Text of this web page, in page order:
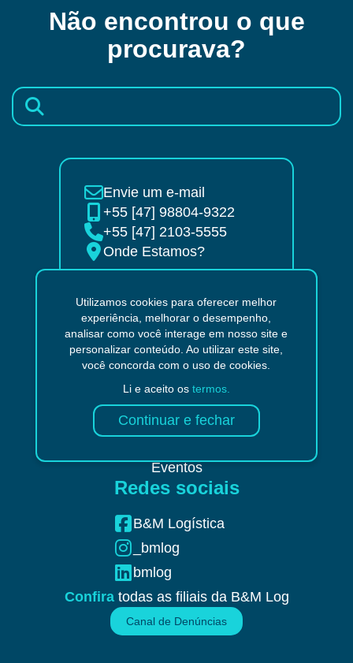
Não encontrou o que
procurava?
Envie um e-mail
+55 [47] 98804-9322
+55 [47] 2103-5555
Onde Estamos?
Páginas
Tipos de Aeronaves
Tipos de Container
Tipos de Veículos
Informações
Quem Somos
Eventos
Redes sociais
B&M Logística
_bmlog
bmlog
Confiratodas as filiais da B&M Log
Canal de Denúncias
Utilizamos cookies para oferecer melhor
experiência, melhorar o desempenho,
analisar como você interage em nosso site e
personalizar conteúdo. Ao utilizar este site,
você concorda com o uso de cookies.
Li e aceito os termos.